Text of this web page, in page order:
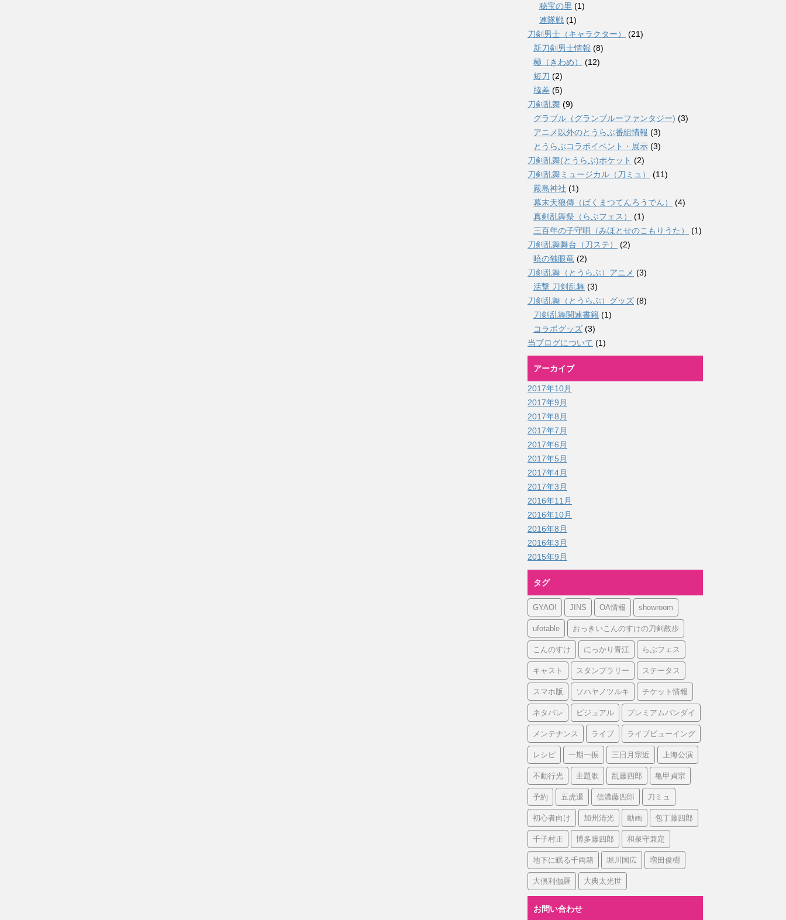
秘宝の里 (1)
連隊戦 (1)
刀剣男士（キャラクター）
(21)
新刀剣男士情報 (8)
極（きわめ）
(12)
短刀 (2)
脇差 (5)
刀剣乱舞 (9)
グラブル（グランブルーファンタジー) (3)
アニメ以外のとうらぶ番組情報 (3)
とうらぶコラボイベント・展示 (3)
刀剣乱舞(とうらぶ)ポケット (2)
刀剣乱舞ミュージカル（刀ミュ）
(11)
嚴島神社 (1)
幕末天狼傳（ばくまつてんろうでん）
(4)
真剣乱舞祭（らぶフェス）
(1)
三百年の子守唄（みほとせのこもりうた）
(1)
刀剣乱舞舞台（刀ステ）
(2)
暁の独眼竜 (2)
刀剣乱舞（とうらぶ）アニメ (3)
活撃 刀剣乱舞 (3)
刀剣乱舞（とうらぶ）グッズ (8)
刀剣乱舞関連書籍 (1)
コラボグッズ (3)
当ブログについて (1)
アーカイブ
2017年10月
2017年9月
2017年8月
2017年7月
2017年6月
2017年5月
2017年4月
2017年3月
2016年11月
2016年10月
2016年8月
2016年3月
2015年9月
タグ
GYAO! JINS OA情報 showroom
ufotable おっきいこんのすけの刀剣散歩
こんのすけ にっかり青江 らぶフェス
キャスト スタンプラリー ステータス
スマホ版 ソハヤノツルキ チケット情報
ネタバレ ビジュアル プレミアムバンダイ
メンテナンス ライブ ライブビューイング
レシピ 一期一振 三日月宗近 上海公演
不動行光 主題歌 乱藤四郎 亀甲貞宗
予約 五虎退 信濃藤四郎 刀ミュ
初心者向け 加州清光 動画 包丁藤四郎
千子村正 博多藤四郎 和泉守兼定
地下に眠る千両箱 堀川国広 増田俊樹
大倶利伽羅 大典太光世
お問い合わせ